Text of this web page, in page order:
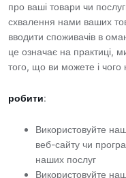
про ваші товари чи
схвалення нами ваших
вводити споживачів в
це означає на практиці,
того, що ви можете і
робити:
Використовуйте
веб-сайту чи
наших послуг
Використовуйте